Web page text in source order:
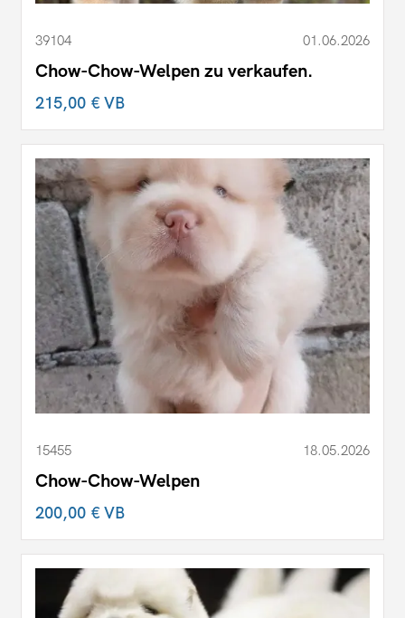
39104 01.06.2026
Chow-Chow-Welpen zu verkaufen.
215,00 €VB
15455 18.05.2026
Chow-Chow-Welpen
200,00 €VB